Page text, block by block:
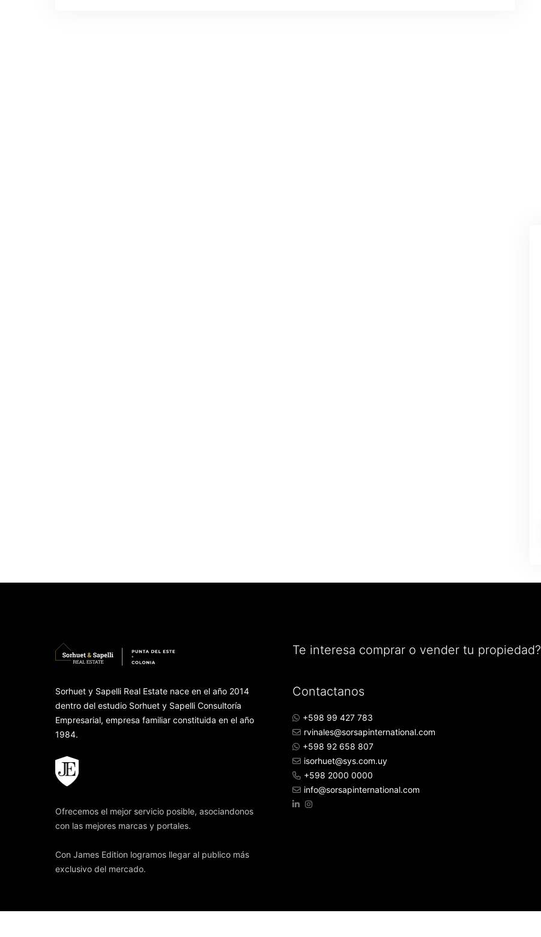
Sorhuet y Sapelli Real Estate nace en el año 2014
dentro del estudio Sorhuet y Sapelli Consultoría
Empresarial, empresa familiar constituida en el año
1984.
Ofrecemos el mejor servicio posible, asociandonos
con las mejores marcas y portales.
Con James Edition logramos llegar al publico más
exclusivo del mercado.
Te interesa comprar o vender tu propiedad?
Contactanos
+598 99 427 783
rvinales@sorsapinternational.com
+598 92 658 807
isorhuet@sys.com.uy
+598 2000 0000
info@sorsapinternational.com